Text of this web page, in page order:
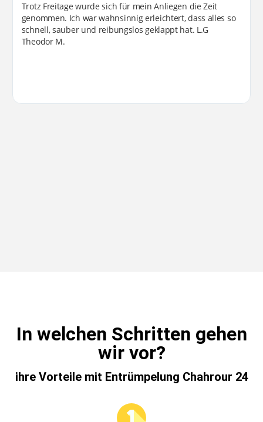
Trotz Freitage wurde sich für mein Anliegen die Zeit
genommen. Ich war wahnsinnig erleichtert, dass alles so
schnell, sauber und reibungslos geklappt hat. L.G
Theodor M.
In welchen Schritten gehen
wir vor?
ihre Vorteile mit Entrümpelung Chahrour 24